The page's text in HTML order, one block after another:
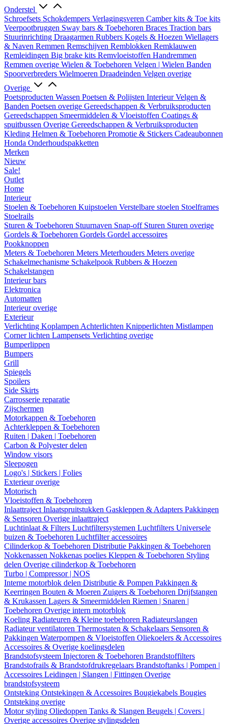
Onderstel
Schroefsets Schokdempers Verlagingsveren Camber kits & Toe kits
Veerpootbruggen Sway bars & Toebehoren Braces Traction bars
Stuurinrichting Draagarmen Rubbers Kogels & Hoezen Wiellagers
& Naven Remmen Remschijven Remblokken Remklauwen
Remleidingen Big brake kits Remvloeistoffen Handremmen
Remmen overige Wielen & Toebehoren Velgen | Wielen Banden
Spoorverbreders Wielmoeren Draadeinden Velgen overige
Overige
Poetsproducten Wassen Poetsen & Polijsten InterieurVelgen &
Banden Poetsen overige Gereedschappen & Verbruiksproducten
Gereedschappen Smeermiddelen & Vloeistoffen Coatings &
spuitbussen Overige Gereedschappen & Verbruiksproducten
Kleding Helmen & Toebehoren Promotie & Stickers Cadeaubonnen
Honda Onderhoudspakketten
Merken
Nieuw
Sale!
Outlet
Home
Interieur
Stoelen & Toebehoren Kuipstoelen Verstelbare stoelen Stoelframes
Stoelrails
Sturen & Toebehoren Stuurnaven Snap-off Sturen Sturen overige
Gordels & Toebehoren Gordels Gordel accessoires
Pookknoppen
Meters & Toebehoren Meters Meterhouders Meters overige
Schakelmechanisme Schakelpook Rubbers & Hoezen
Schakelstangen
Interieur bars
Elektronica
Automatten
Interieur overige
Exterieur
Verlichting Koplampen Achterlichten Knipperlichten Mistlampen
Corner lichten Lampensets Verlichting overige
Bumperlippen
Bumpers
Grill
Spiegels
Spoilers
Side Skirts
Carrosserie reparatie
Zijschermen
Motorkappen & Toebehoren
Achterkleppen & Toebehoren
Ruiten | Daken | Toebehoren
Carbon & Polyester delen
Window visors
Sleepogen
Logo's | Stickers | Folies
Exterieur overige
Motorisch
Vloeistoffen & Toebehoren
Inlaattraject Inlaatspruitstukken Gaskleppen & Adapters Pakkingen
& Sensoren Overige inlaattraject
Luchtinlaat & Filters Luchtfiltersystemen Luchtfilters Universele
buizen & Toebehoren Luchtfilter accessoires
Cilinderkop & Toebehoren Distributie Pakkingen & Toebehoren
Nokkenassen Nokkenas poelies Kleppen & Toebehoren Styling
delen Overige cilinderkop & Toebehoren
Turbo | Compressor | NOS
Interne motorblok delen Distributie & Pompen Pakkingen &
Keerringen Bouten & Moeren Zuigers & Toebehoren Drijfstangen
& Krukassen Lagers & Smeermiddelen Riemen | Snaren |
Toebehoren Overige intern motorblok
Koeling Radiateuren & Kleine toebehoren Radiateurslangen
Radiateur ventilatoren Thermostaten & Schakelaars Sensoren &
Pakkingen Waterpompen & Vloeistoffen Oliekoelers & Accessoires
Accessoires & Overige koelingsdelen
Brandstofsysteem Injectoren & Toebehoren Brandstoffilters
Brandstofrails & Brandstofdrukregelaars Brandstoftanks | Pompen |
Accessoires Leidingen | Slangen | Fittingen Overige
brandstofsysteem
Ontsteking Ontstekingen & Accessoires Bougiekabels Bougies
Ontsteking overige
Motor styling Oliedoppen Tanks & Slangen Beugels | Covers |
Overige accessoires Overige stylingsdelen